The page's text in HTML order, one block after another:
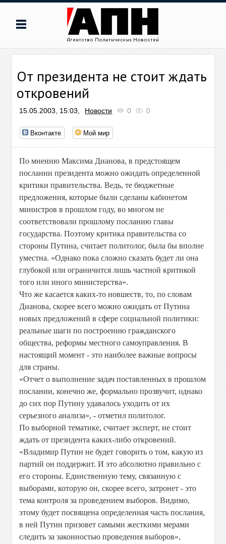
От президента не стоит ждать
откровений
15.05.2003, 15:03, Новости 0 0
Вконтакте Мой мир
По мнению Максима Дианова, в предстоящем
послании президента можно ожидать определенной
критики правительства. Ведь, те бюджетные
предложения, которые были сделаны кабинетом
министров в прошлом году, во многом не
соответствовали прошлому посланию главы
государства. Поэтому критика правительства со
стороны Путина, считает политолог, была бы вполне
уместна. «Однако пока сложно сказать будет ли она
глубокой или ограничится лишь частной критикой
того или иного министерства».
Что же касается каких-то новшеств, то, по словам
Дианова, скорее всего можно ожидать от Путина
новых предложений в сфере социальной политики:
реальные шаги по построению гражданского
общества, реформы местного самоуправления. В
настоящий момент - это наиболее важные вопросы
для страны.
«Отчет о выполнение задач поставленных в прошлом
послании, конечно же, формально прозвучит, однако
до сих пор Путину удавалось уходить от их
серьезного анализа», - отметил политолог.
По выборной тематике, считает эксперт, не стоит
ждать от президента каких-либо откровений.
«Владимир Путин не будет говорить о том, какую из
партий он поддержит. И это абсолютно правильно с
его стороны. Единственную тему, связанную с
выборами, которую он, скорее всего, затронет - это
тема контроля за проведением выборов. Видимо,
этому будет посвящена определенная часть послания,
в ней Путин призовет самыми жесткими мерами
следить за законностью проведения выборов»,